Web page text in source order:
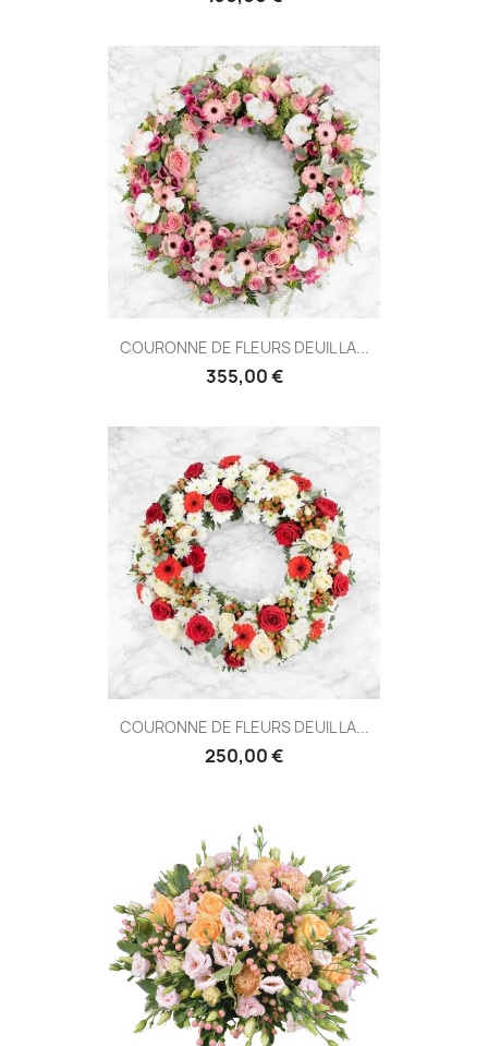
COURONNE DE FLEURS DEUIL LA...
355,00 €
COURONNE DE FLEURS DEUIL LA...
250,00 €